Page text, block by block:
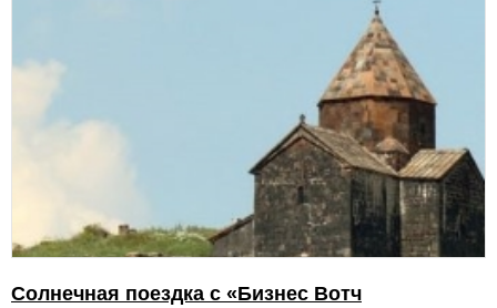
Солнечная поездка с «Бизнес Вотч